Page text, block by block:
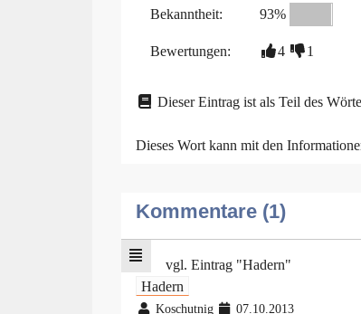
Bekanntheit: 93%
Bewertungen: 4 1
Dieser Eintrag ist als Teil des
Dieses Wort kann mit den
Kommentare (1)
vgl. Eintrag "Hadern"
Hadern
Koschutnig 07.10.2013